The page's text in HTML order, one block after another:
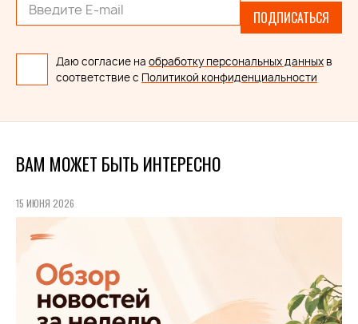
ПОДПИСАТЬСЯ
Даю согласие на обработку персональных данных в
соответствие с Политикой конфиденциальности
ВАМ МОЖЕТ БЫТЬ ИНТЕРЕСНО
15 ИЮНЯ 2026